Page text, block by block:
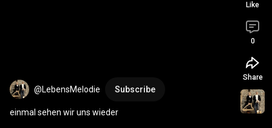
@LebensMelodie Subscribe
einmal sehen wir uns wieder
Like
0
Share